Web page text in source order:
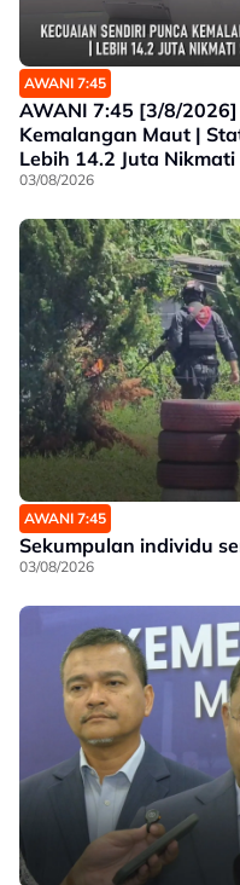
AWANI 7:45
AWANI 7:45 [3/8/
Kemalangan Maut |
Lebih 14.2 Juta
Penjimatan Operasi
03/08/2026
AWANI 7:45
Sekumpulan individu
03/08/2026